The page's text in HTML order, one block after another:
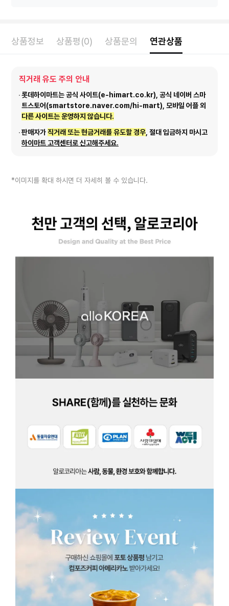
상품정보 상품평(0) 상품문의 연관상품
직거래 유도 주의 안내
롯데하이마트는 공식 사이트(e-himart.co.kr), 공식 네이버 스마
트스토어(smartstore.naver.com/hi-mart), 모바일 어플 외
다른 사이트는 운영하지 않습니다.
판매자가직거래 또는 현금거래를 유도할 경우 , 절대 입금하지 마시고
하이마트 고객센터로 신고해주세요.
*이미지를 확대 하시면 더 자세히 볼 수 있습니다.